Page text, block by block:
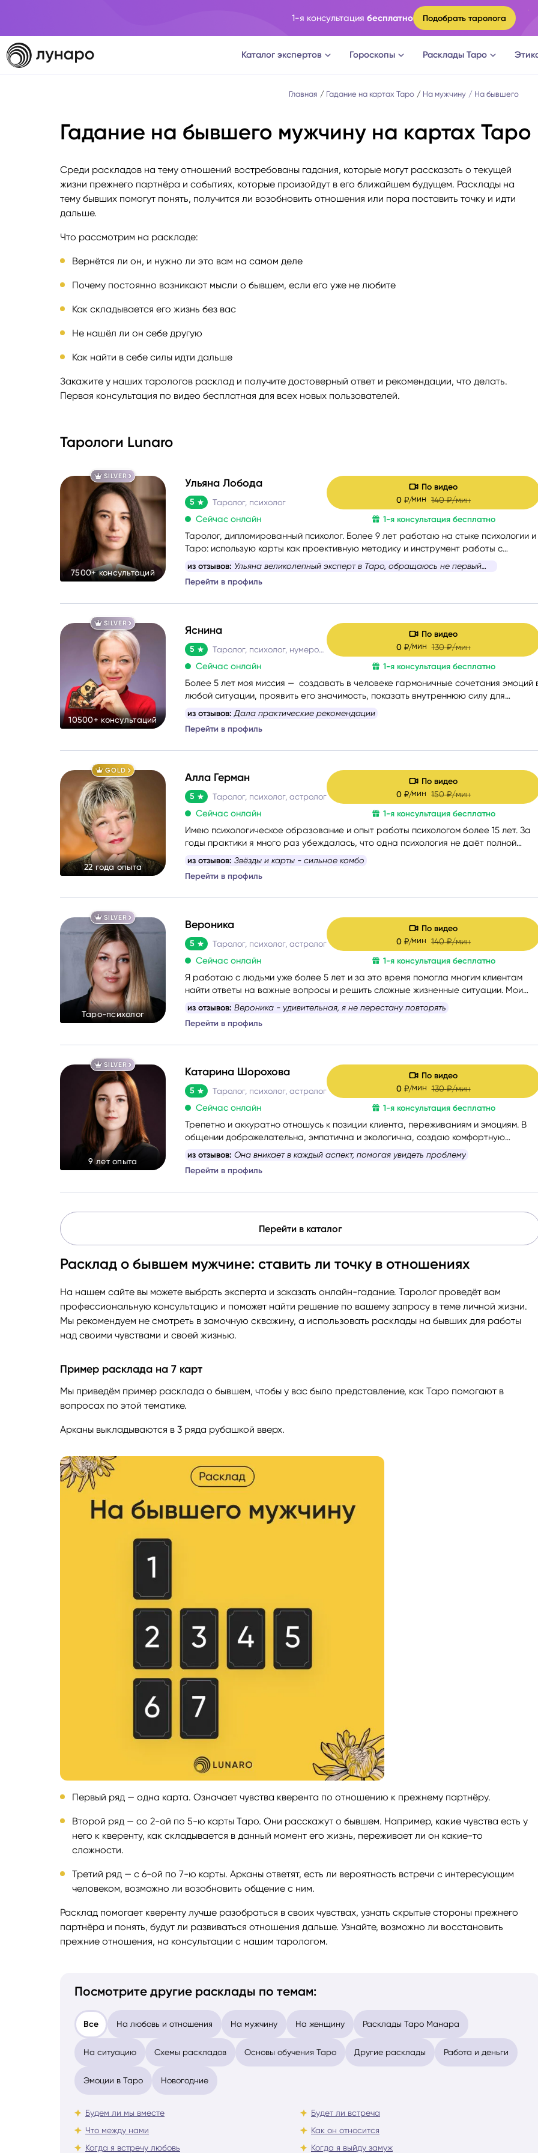
1-я консультация бесплатно Подобрать таролога
Каталог экспертов
Астрологи
Матрица судьбы
Психологическое консультирование
Гороскопы
Овен
Телец
Рак
Козерог
Расклады Таро
Расклад Таро на судьбу
Расклад Таро на измену
Расклад Таро на мужчину
Главная Гадание на картах Таро На мужчину На бывшего
Гадание на бывшего мужчину на картах Таро
Среди раскладов на тему отношений востребованы гадания, которые могут рассказать о текущей
жизни прежнего партнёра и событиях, которые произойдут в его ближайшем будущем. Расклады на
тему бывших помогут понять, получится ли возобновить отношения или пора поставить точку и идти
дальше.
Что рассмотрим на раскладе:
Вернётся ли он, и нужно ли это вам на самом деле
Почему постоянно возникают мысли о бывшем, если его уже не любите
Как складывается его жизнь без вас
Не нашёл ли он себе другую
Как найти в себе силы идти дальше
Закажите у наших тарологов расклад и получите достоверный ответ и рекомендации, что делать.
Первая консультация по видео бесплатная для всех новых пользователей.
Тарологи Lunaro
SILVER
7500+ консультаций
Ульяна Лобода
5 Таролог, психолог
Сейчас онлайн
Таролог, дипломированный психолог. Более 9 лет работаю на стыке психологии и
Таро: использую карты как проективную методику и инструмент работы с
бессознательным.
из отзывов: Ульяна великолепный эксперт в Таро, обращаюсь не первый
Перейти в профиль
По видео
0 ₽/мин140 ₽/мин
1-я консультация бесплатно
SILVER
10500+ консультаций
Яснина
5 Таролог, психолог, нумеролог
Сейчас онлайн
Более 5 лет моя миссия — создавать в человеке гармоничные сочетания эмоций
любой ситуации, проявить его значимость, показать внутреннюю силу для
самопомощи, сбалансировать энергии в зависимости от ситуации.
из отзывов: Дала практические рекомендации
Перейти в профиль
По видео
0 ₽/мин130 ₽/мин
1-я консультация бесплатно
GOLD
22 года опыта
Алла Герман
5 Таролог, психолог, астролог
Сейчас онлайн
Имею психологическое образование и опыт работы психологом более 15 лет. За
годы практики я много раз убеждалась, что одна психология не даёт полной
картины о состоянии человека, поэтому начала применять в консультациях Таро
и метафорические карты, а затем получила диплом астропсихолога.
из отзывов: Звëзды и карты - сильное комбо
Перейти в профиль
По видео
0 ₽/мин150 ₽/мин
1-я консультация бесплатно
SILVER
Таро-психолог
Вероника
5 Таролог, психолог, астролог
Сейчас онлайн
Я работаю с людьми уже более 5 лет и за это время помогла многим клиентам
найти ответы на важные вопросы и решить сложные жизненные ситуации. Мои
любимые сферы работы — это отношения, саморазвитие и предназначение. Я
верю, что каждый человек имеет свою кармическую задачу на это воплощение, и
моя цель — помочь вам раскрыть свой потенциал и достичь гармонии в жизни.
из отзывов: Вероника - удивительная, я не перестану повторять
Перейти в профиль
По видео
0 ₽/мин140 ₽/мин
1-я консультация бесплатно
SILVER
9 лет опыта
Катарина Шорохова
5 Таролог, психолог, астролог
Сейчас онлайн
Трепетно и аккуратно отношусь к позиции клиента, переживаниям и эмоциям. В
общении доброжелательна, эмпатична и экологична, создаю комфортную
поддерживающую атмосферу.
из отзывов: Она вникает в каждый аспект, помогая увидеть проблему
Перейти в профиль
По видео
0 ₽/мин130 ₽/мин
1-я консультация бесплатно
Перейти в каталог
Расклад о бывшем мужчине: ставить ли точку в отношениях
На нашем сайте вы можете выбрать эксперта и заказать онлайн-гадание. Таролог проведёт вам
профессиональную консультацию и поможет найти решение по вашему запросу в теме личной жизни.
Мы рекомендуем не смотреть в замочную скважину, а использовать расклады на бывших для работы
над своими чувствами и своей жизнью.
Пример расклада на 7 карт
Мы приведём пример расклада о бывшем, чтобы у вас было представление, как Таро помогают в
вопросах по этой тематике.
Арканы выкладываются в 3 ряда рубашкой вверх.
Первый ряд — одна карта. Означает чувства кверента по отношению к прежнему партнёру.
Второй ряд — со 2-ой по 5-ю карты Таро. Они расскажут о бывшем. Например, какие чувства есть у
него к кверенту, как складывается в данный момент его жизнь, переживает ли он какие-то
сложности.
Третий ряд — с 6-ой по 7-ю карты. Арканы ответят, есть ли вероятность встречи с интересующим
человеком, возможно ли возобновить общение с ним.
Расклад помогает кверенту лучше разобраться в своих чувствах, узнать скрытые стороны прежнего
партнёра и понять, будут ли развиваться отношения дальше. Узнайте, возможно ли восстановить
прежние отношения, на консультации с нашим тарологом.
Посмотрите другие расклады по темам:
Все На любовь и отношения На мужчину На женщину Расклады Таро Манара
На ситуацию Схемы раскладов Основы обучения Таро Другие расклады Работа и деньги
Эмоции в Таро Новогодние
Будем ли мы вместе
Что между нами
Когда я встречу любовь
Будет ли встреча
Как он относится
Когда я выйду замуж